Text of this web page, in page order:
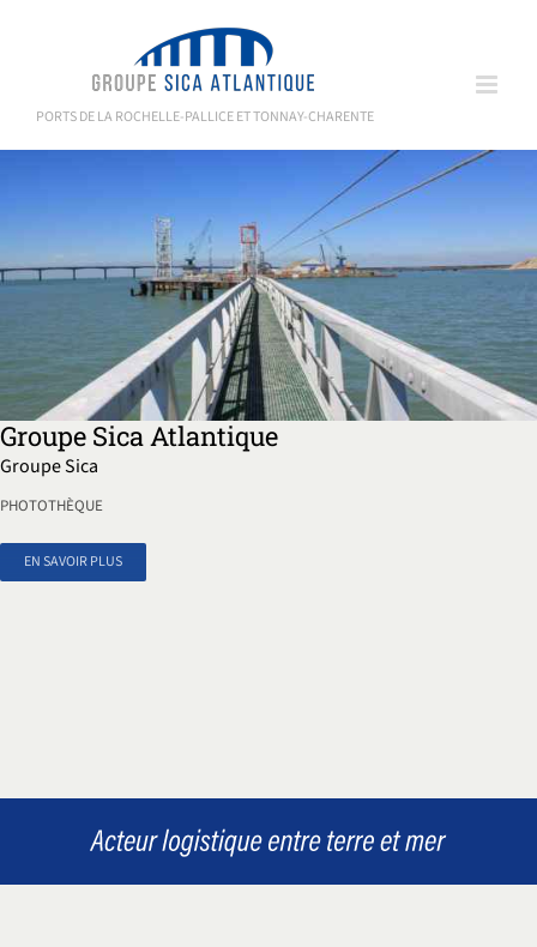
PORTS DE LA ROCHELLE-PALLICE ET TONNAY-CHARENTE
Groupe Sica Atlantique
Groupe Sica
PHOTOTHÈQUE
EN SAVOIR PLUS